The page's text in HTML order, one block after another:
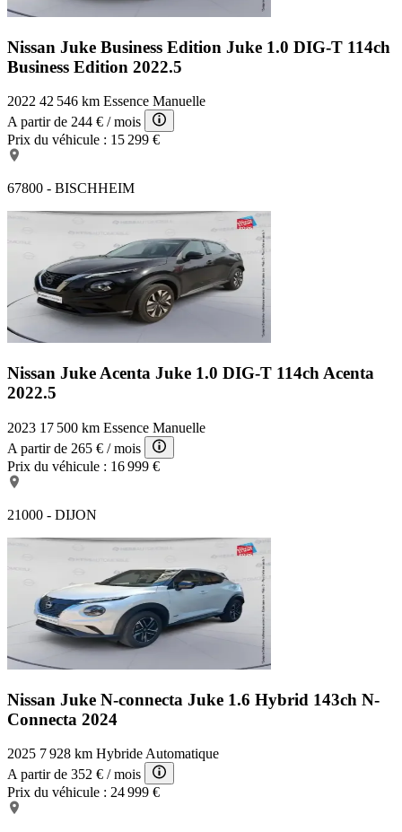
Nissan Juke Business Edition Juke 1.0 DIG-T 114ch
Business Edition 2022.5
2022 42 546 km Essence Manuelle
A partir de 244 € / mois
Prix du véhicule : 15 299 €
67800 - BISCHHEIM
Nissan Juke Acenta Juke 1.0 DIG-T 114ch Acenta
2022.5
2023 17 500 km Essence Manuelle
A partir de 265 € / mois
Prix du véhicule : 16 999 €
21000 - DIJON
Nissan Juke N-connecta Juke 1.6 Hybrid 143ch N-
Connecta 2024
2025 7 928 km Hybride Automatique
A partir de 352 € / mois
Prix du véhicule : 24 999 €